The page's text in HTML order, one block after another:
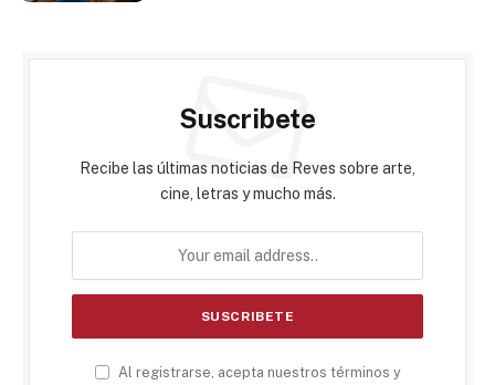
Suscribete
Recibe las últimas noticias de Reves sobre arte,
cine, letras y mucho más.
Al registrarse, acepta nuestros términos y